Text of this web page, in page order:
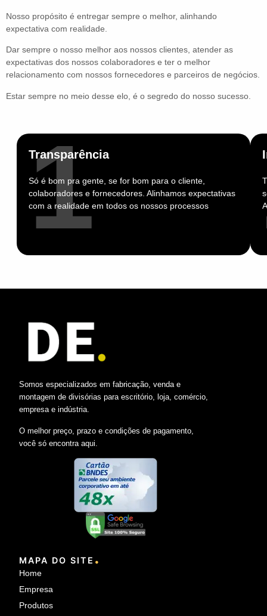
Nosso propósito é entregar sempre o melhor, alinhando
expectativa com realidade.
Dar sempre o nosso melhor aos nossos clientes, atender as
expectativas dos nossos colaboradores e ter o melhor
relacionamento com nossos fornecedores e parceiros de negócios.
Estar sempre no meio desse elo, é o segredo do nosso sucesso.
Pilares
que
nos
sustentam
Transparência
Só é bom pra gente, se for bom para o cliente,
colaboradores e fornecedores. Alinhamos expectativas
com a realidade em todos os nossos processos
1
Somos especializados em fabricação, venda e
montagem de divisórias para escritório, loja, comércio,
empresa e indústria.
O melhor preço, prazo e condições de pagamento,
você só encontra aqui.
MAPA DO SITE .
Home
Empresa
Produtos